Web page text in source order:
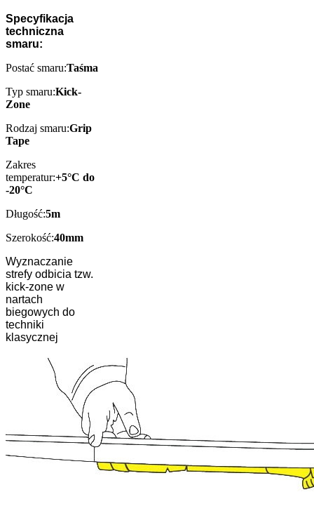
Specyfikacja
techniczna
smaru:
Postać smaru:Taśma
Typ smaru:Kick-
Zone
Rodzaj smaru:Grip
Tape
Zakres
temperatur:+5°C do
-20°C
Długość:5m
Szerokość:40mm
Wyznaczanie
strefy odbicia tzw.
kick-zone w
nartach
biegowych do
techniki
klasycznej